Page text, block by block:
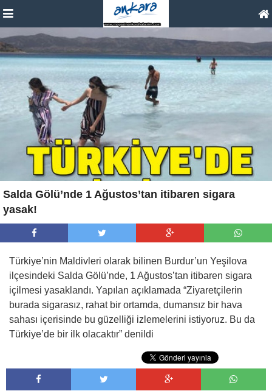
Salda Gölü’nde 1 Ağustos’tan itibaren sigara
yasak!
Türkiye’nin Maldivleri olarak bilinen Burdur’un Yeşilova
ilçesindeki Salda Gölü’nde, 1 Ağustos’tan itibaren sigara
içilmesi yasaklandı. Yapılan açıklamada “Ziyaretçilerin
burada sigarasız, rahat bir ortamda, dumansız bir hava
sahası içerisinde bu güzelliği izlemelerini istiyoruz. Bu da
Türkiye’de bir ilk olacaktır” denildi